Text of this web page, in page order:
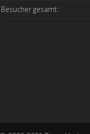
Besucher gesamt: